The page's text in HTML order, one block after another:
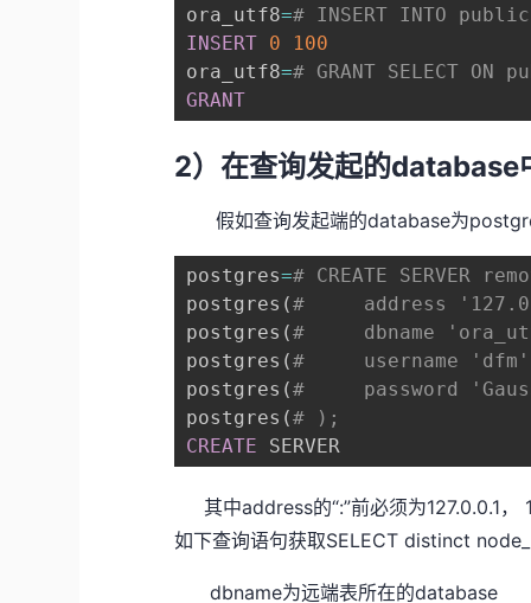
ora_utf8=# INSERT INTO
INSERT 0
100
ora_utf8=# GRANT SELECT ON
GRANT
2）在查询发起的database
假如查询发起端的database为
postgres=# CREATE SERVER
postgres (#     address
postgres (#     dbname
postgres (#     username
postgres (#     password
postgres (# );
CREATE SERVER
其中address的“:”前必须为127.0.0.1，
如下查询语句获取SELECT distinct
dbname为远端表所在的database